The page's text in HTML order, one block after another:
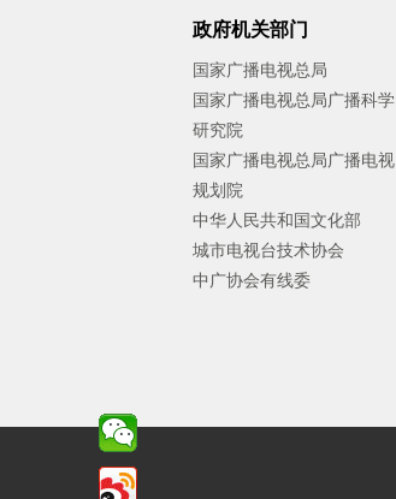
政府机关部门
国家广播电视总局
国家广播电视总局广播科学
研究院
国家广播电视总局广播电视
规划院
中华人民共和国文化部
城市电视台技术协会
中广协会有线委